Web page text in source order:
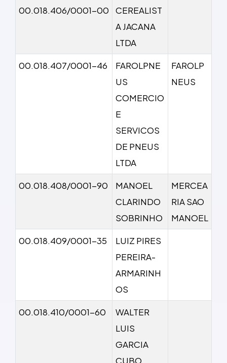
00.018.406/0001-00
CEREALIST
A JACANA
LTDA
00.018.407/0001-46
FAROLPNE
US
COMERCIO
E
SERVICOS
DE PNEUS
LTDA
FAROLP
NEUS
00.018.408/0001-90
MANOEL
CLARINDO
SOBRINHO
MERCEA
RIA SAO
MANOEL
00.018.409/0001-35
LUIZ PIRES
PEREIRA-
ARMARINH
OS
00.018.410/0001-60
WALTER
LUIS
GARCIA
CUBO